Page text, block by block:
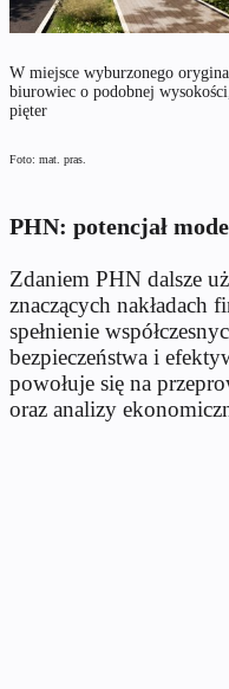
W miejsce wyburzonego
biurowiec o podobnej
pięter
Foto: mat. pras.
PHN: potencjał
Zdaniem PHN dalsze
znaczących nakładach
spełnienie
bezpieczeństwa i
powołuje się na
oraz analizy